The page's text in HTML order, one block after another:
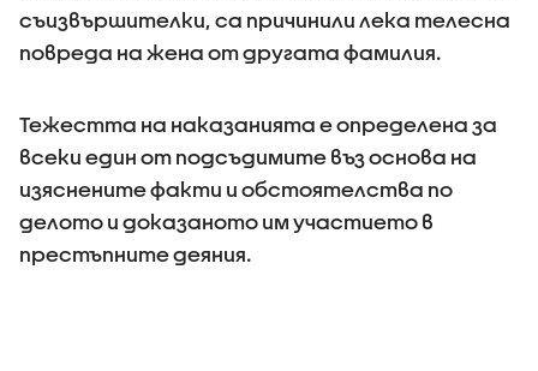
съизвършителки, са причинили лека телесна
повреда на жена от другата фамилия.
Тежестта на наказанията е определена за
всеки един от подсъдимите въз основа на
изяснените факти и обстоятелства по
делото и доказаното им участието в
престъпнитe деяния.